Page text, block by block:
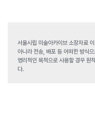
서울시립 미술아카이브 소장자료
아니라 전송, 배포 등 어떠한 방식
영리적인 목적으로 사용할 경우 원
다.